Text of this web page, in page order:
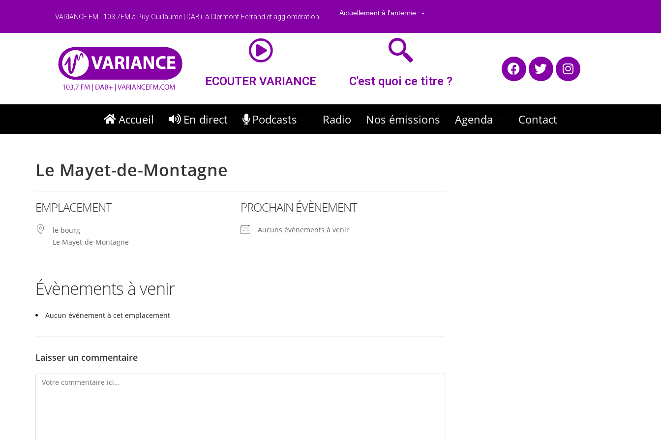
VARIANCE FM - 103.7FM à Puy-Guillaume | DAB+ à Clermont-Ferrand et agglomération
ECOUTER VARIANCE C'est quoi ce titre ?
Accueil En direct Podcasts Radio Nos émissions Agenda Contact
Le Mayet-de-Montagne
EMPLACEMENT
le bourg
Le Mayet-de-Montagne
PROCHAIN ÉVÈNEMENT
Aucuns évènements à venir
Évènements à venir
Aucun événement à cet emplacement
Laisser un commentaire